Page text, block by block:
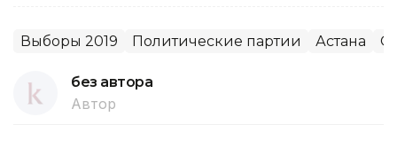
Выборы 2019 Политические партии Астана
без автора
Автор